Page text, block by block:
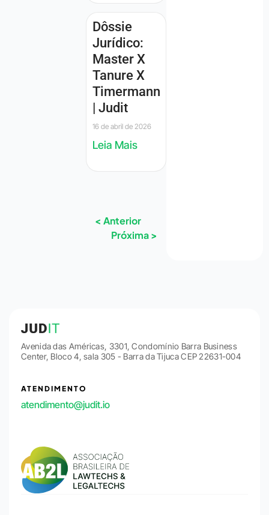
Dôssie
Jurídico:
Master X
Tanure X
Timermann
| Judit
16 de abril de 2026
Leia Mais
< Anterior
Próxima >
Avenida das Américas, 3301, Condomínio Barra Business
Center, Bloco 4, sala 305 - Barra da Tijuca CEP 22631-004
ATENDIMENTO
atendimento@judit.io